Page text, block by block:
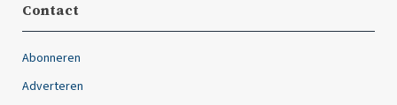
Contact
Abonneren
Adverteren